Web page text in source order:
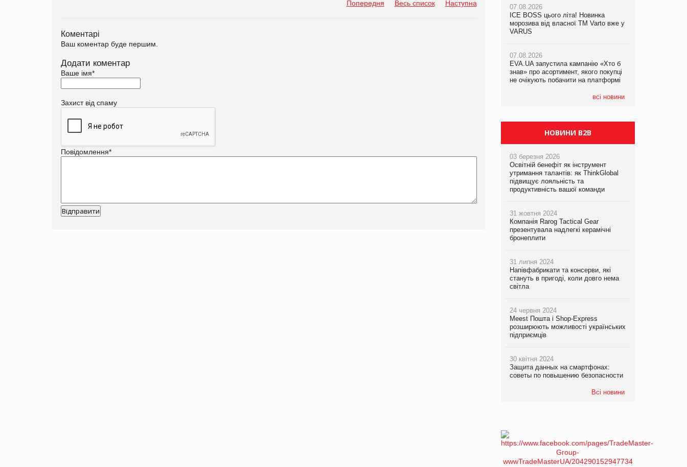
Попередня Весь список Наступна
Коментарі
Ваш коментар буде першим.
Додати коментар
Ваше імя*
Захист від спаму
Повідомлення*
07.08.2026
ICE BOSS цього літа! Новинка
морозива від власної ТМ Varto вже у
VARUS
07.08.2026
EVA.UA запустила кампанію «Хто б
знав» про асортимент, якого покупці
не очікують побачити на платформі
всі новини
06.08.2026
Смачна новинка для хвостатих: у
VARUS з’явилися паучі Varto Paw
05.08.2026
Мережа супермаркетів VARUS купує
мережу магазинів формату
компанія налічуватиме 374 магазини
07.08.2026
Франція заборонила рекламні дзвінки
НОВИНИ B2B
03 березня 2026
Освітній бенефіт як інструмент
утримання талантів: як ThinkGlobal
підвищує лояльність та
продуктивність вашої команди
31 жовтня 2024
Компанія Rarog Tactical Gear
презентувала надлегкі керамічні
бронеплити
31 липня 2024
Напівфабрикати та консерви, які
стануть в пригоді, коли довго нема
світла
24 червня 2024
Meest Пошта і Shop-Express
розширюють можливості українських
підприємців
30 квітня 2024
Защита данных на смартфонах:
советы по повышению безопасности
Всі новини